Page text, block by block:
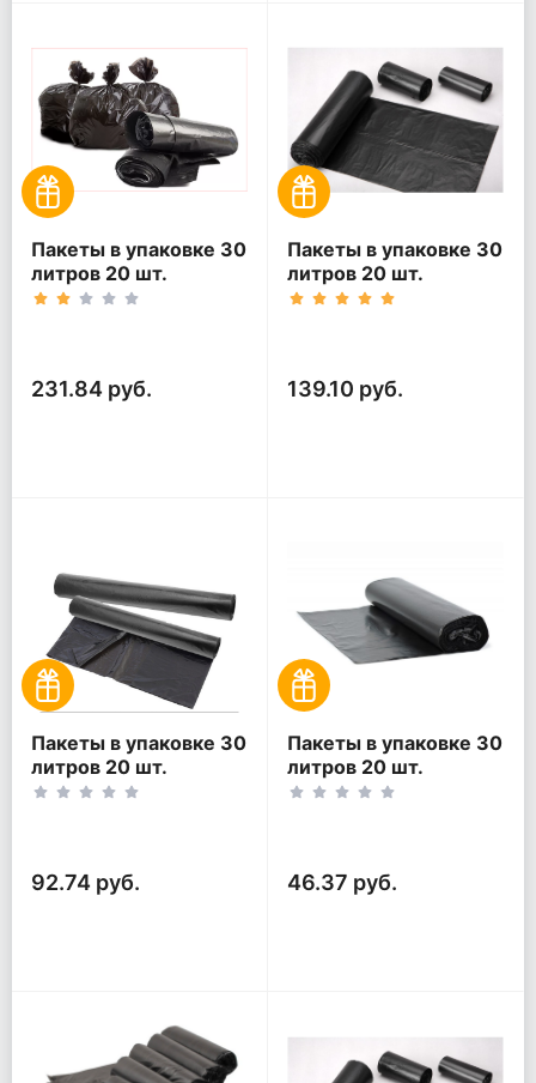
Пакеты в упаковке 30
литров 20 шт.
(20шт*5рул)
231.84 руб.
Пакеты в упаковке 30
литров 20 шт.
(20шт*3рул)
139.10 руб.
Пакеты в упаковке 30
литров 20 шт.
(20шт*2рул)
92.74 руб.
Пакеты в упаковке 30
литров 20 шт.
(20шт*1рул)
46.37 руб.